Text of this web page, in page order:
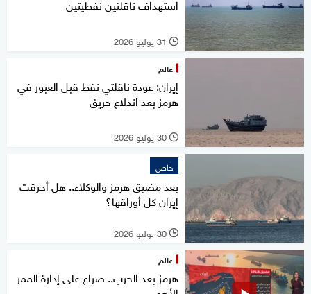
استهداف ناقلتين نفطيتين
l 31 يوليو 2026
عالم
إيران: عودة ناقلتي نفط قبل العبور في
هرمز بعد اندلاع حريق
l 30 يوليو 2026
خاص
بعد مضيق هرمز والوكلاء.. هل أحرقت
إيران كل أوراقها؟
l 30 يوليو 2026
عالم
هرمز بعد الحرب.. صراع على إدارة الممر